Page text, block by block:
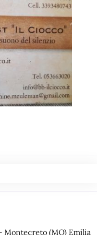
Montecreto (MO) Emilia